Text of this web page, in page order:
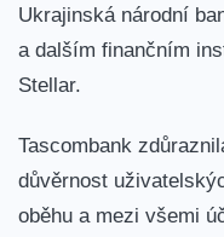
Ukrajinská národní
a dalším finančním
Stellar.
Tascombank
důvěrnost
oběhu a mezi všemi